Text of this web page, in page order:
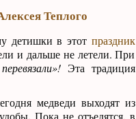
Теплого
детишки в этот праздник
и дальше не летели. При
Эта традиция
медведи выходят из
Пока не отъедятся, в